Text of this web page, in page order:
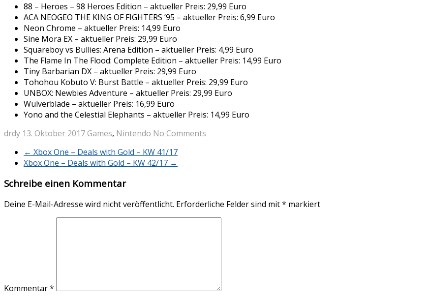
88 – Heroes – 98 Heroes Edition – aktueller Preis: 29,99 Euro
ACA NEOGEO THE KING OF FIGHTERS ’95 – aktueller Preis: 6,99 Euro
Neon Chrome – aktueller Preis: 14,99 Euro
Sine Mora EX – aktueller Preis: 29,99 Euro
Squareboy vs Bullies: Arena Edition – aktueller Preis: 4,99 Euro
The Flame In The Flood: Complete Edition – aktueller Preis: 14,99 Euro
Tiny Barbarian DX – aktueller Preis: 29,99 Euro
Tohohou Kobuto V: Burst Battle – aktueller Preis: 29,99 Euro
UNBOX: Newbies Adventure – aktueller Preis: 29,99 Euro
Wulverblade – aktueller Preis: 16,99 Euro
Yono and the Celestial Elephants – aktueller Preis: 14,99 Euro
drdy 13. Oktober 2017 Games, Nintendo No Comments
← Xbox One – Deals with Gold – KW 41/17
Xbox One – Deals with Gold – KW 42/17 →
Schreibe einen Kommentar
Deine E-Mail-Adresse wird nicht veröffentlicht. Erforderliche Felder sind mit* markiert
Kommentar*